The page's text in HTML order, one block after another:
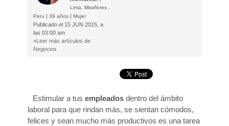
Lima, Miraflores ,
Peru | 39 años | Mujer
Publicado el 15 JUN 2015, a
las 03:00 am
»Leer más artículos de
Negocios
Estimular a tus empleados dentro del ámbito
laboral para que rindan más, se sientan cómodos,
felices y sean mucho más productivos es una tarea